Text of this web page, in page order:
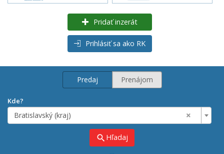
Pridať inzerát
Prihlásiť sa ako RK
Predaj Prenájom
Kde?
×
Bratislavský (kraj)
search Hľadaj